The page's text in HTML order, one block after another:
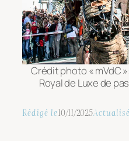
Crédit photo « mVdC
Royal de Luxe de
Rédigé le10/11/2025